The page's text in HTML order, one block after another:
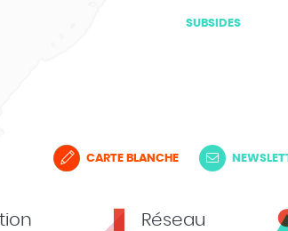
SUBSIDES
CARTE BLANCHE
Réseau